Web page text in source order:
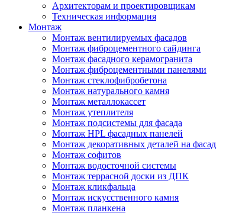
Архитекторам и проектировщикам
Техническая информация
Монтаж
Монтаж вентилируемых фасадов
Монтаж фиброцементного сайдинга
Монтаж фасадного керамогранита
Монтаж фиброцементными панелями
Монтаж стеклофибробетона
Монтаж натурального камня
Монтаж металлокассет
Монтаж утеплителя
Монтаж подсистемы для фасада
Монтаж HPL фасадных панелей
Монтаж декоративных деталей на фасад
Монтаж софитов
Монтаж водосточной системы
Монтаж террасной доски из ДПК
Монтаж кликфальца
Монтаж искусственного камня
Монтаж планкена